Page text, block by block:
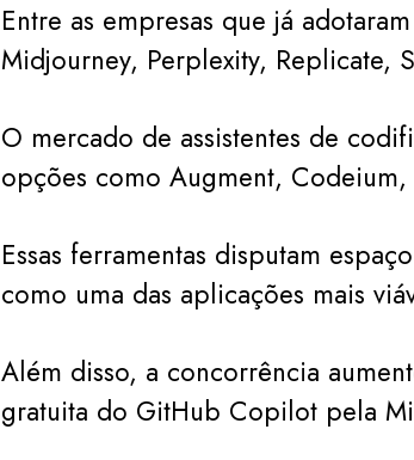
Entre as empresas que já
Midjourney, Perplexity, Replicate,
O mercado de assistentes de
opções como Augment,
Essas ferramentas disputam
como uma das aplicações mais
Além disso, a concorrência
gratuita do GitHub Copilot pela